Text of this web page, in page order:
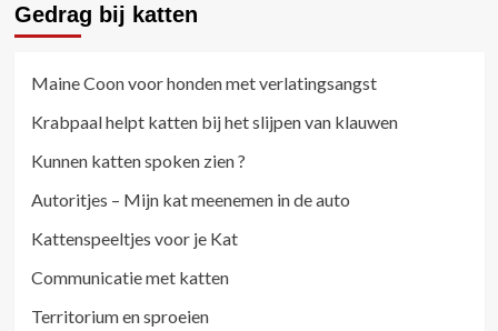
Gedrag bij katten
Maine Coon voor honden met verlatingsangst
Krabpaal helpt katten bij het slijpen van klauwen
Kunnen katten spoken zien ?
Autoritjes – Mijn kat meenemen in de auto
Kattenspeeltjes voor je Kat
Communicatie met katten
Territorium en sproeien